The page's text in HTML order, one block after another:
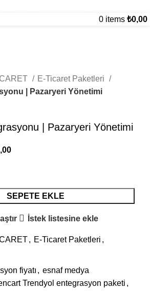
0 items ₺0,00
E-Ticaret Paketleri
| Pazaryeri Yönetimi
| Pazaryeri Yönetimi
SEPETE EKLE
İstek listesine ekle
, E-Ticaret Paketleri ,
fiyatı , esnaf medya
Trendyol entegrasyon paketi ,